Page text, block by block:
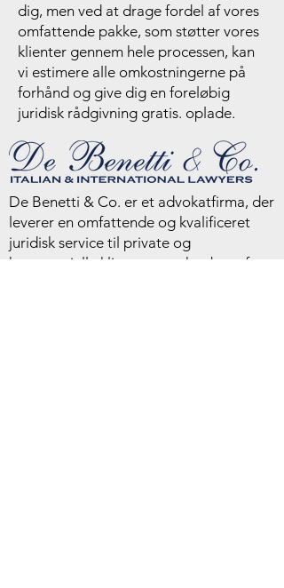
dig, men ved at drage fordel af vores
omfattende pakke, som støtter vores
klienter gennem hele processen, kan
vi estimere alle omkostningerne på
forhånd og give dig en foreløbig
juridisk rådgivning gratis. oplade.
De Benetti & Co. er et advokatfirma, der
leverer en omfattende og kvalificeret
juridisk service til private og
kommercielle klienter, som har brug for